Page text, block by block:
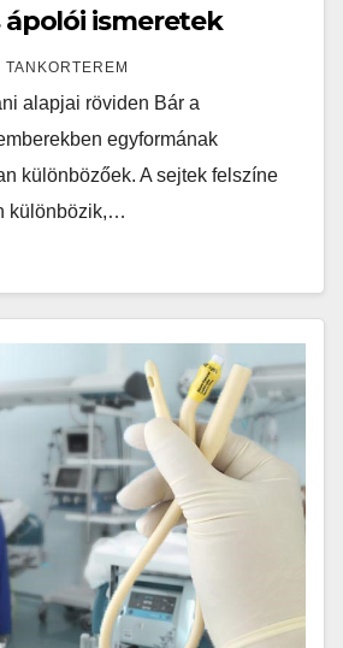
ismeretek
TANKORTEREM
alapjai röviden Bár a
egyformának
különbözőek. A sejtek felszíne
különbözik,…